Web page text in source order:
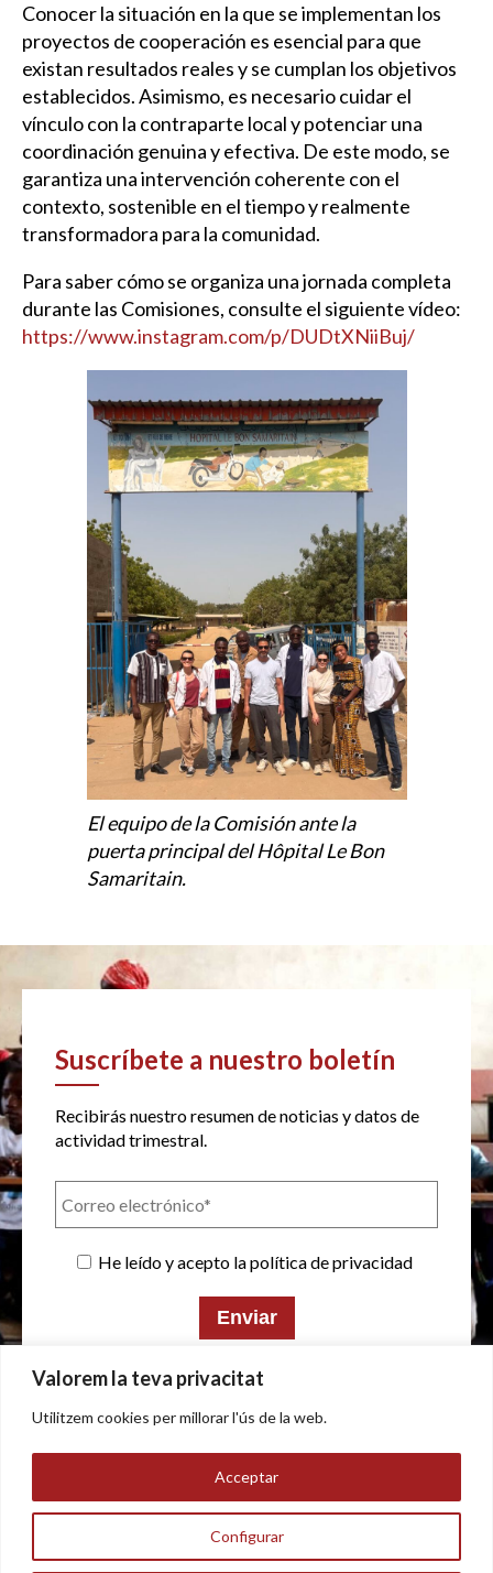
Valorem la teva privacitat
Utilitzem cookies per millorar l'ús de la web.
Configurar
Acceptar
Conocer la situación en la que se implementan los
proyectos de cooperación es esencial para que
existan resultados reales y se cumplan los objetivos
establecidos. Asimismo, es necesario cuidar el
vínculo con la contraparte local y potenciar una
coordinación genuina y efectiva. De este modo, se
garantiza una intervención coherente con el
contexto, sostenible en el tiempo y realmente
transformadora para la comunidad.
Para saber cómo se organiza una jornada completa
durante las Comisiones, consulte el siguiente vídeo:
https://www.instagram.com/p/DUDtXNiiBuj/
El equipo de la Comisión ante la
puerta principal del Hôpital Le Bon
Samaritain.
Suscríbete a nuestro boletín
Recibirás nuestro resumen de noticias y datos de
actividad trimestral.
He leído y acepto la política de privacidad